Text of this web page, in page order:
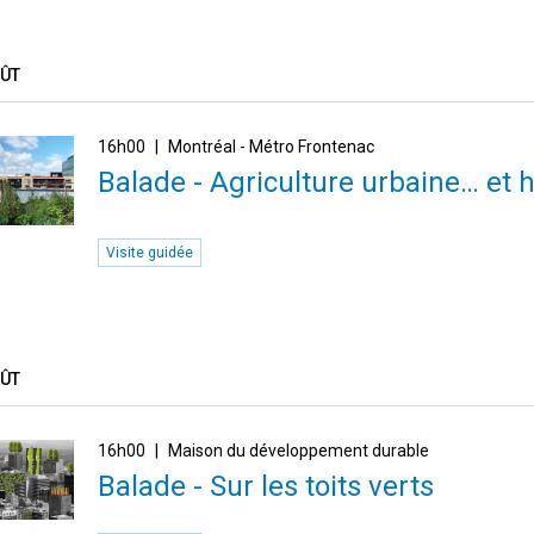
16h00 Montréal - Métro Frontenac
Balade - Agriculture urbaine… et
Visite guidée
16h00 Maison du développement durable
Balade - Sur les toits verts